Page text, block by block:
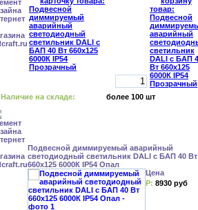
Наличие на складе: более 100 шт
Подвесной диммируемый аварийный
светодиодный светильник DALI с БАП 40 Вт
660x125 6000К IP54 Опал
Цена
Р: 8930 руб